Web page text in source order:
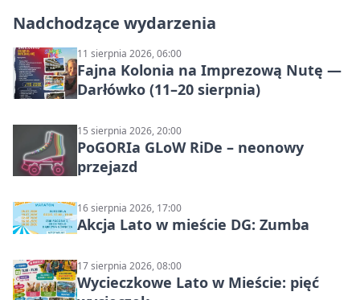
Nadchodzące wydarzenia
11 sierpnia 2026, 06:00
Fajna Kolonia na Imprezową Nutę —
Darłówko (11–20 sierpnia)
15 sierpnia 2026, 20:00
PoGORIa GLoW RiDe – neonowy
przejazd
16 sierpnia 2026, 17:00
Akcja Lato w mieście DG: Zumba
17 sierpnia 2026, 08:00
Wycieczkowe Lato w Mieście: pięć